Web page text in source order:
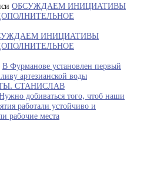
ОБСУЖДАЕМ ИНИЦИАТИВЫ
ИНИЦИАТИВЫ
В Фурманове установлен первый
артезианской воды
СТАНИСЛАВ
добиваться того, чтоб наши
работали устойчиво и
рабочие места